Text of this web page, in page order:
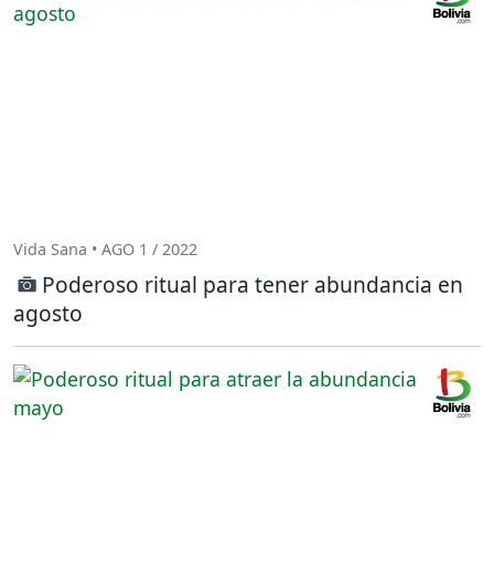
Vida Sana • AGO 1 / 2022
Poderoso ritual para tener abundancia en
agosto